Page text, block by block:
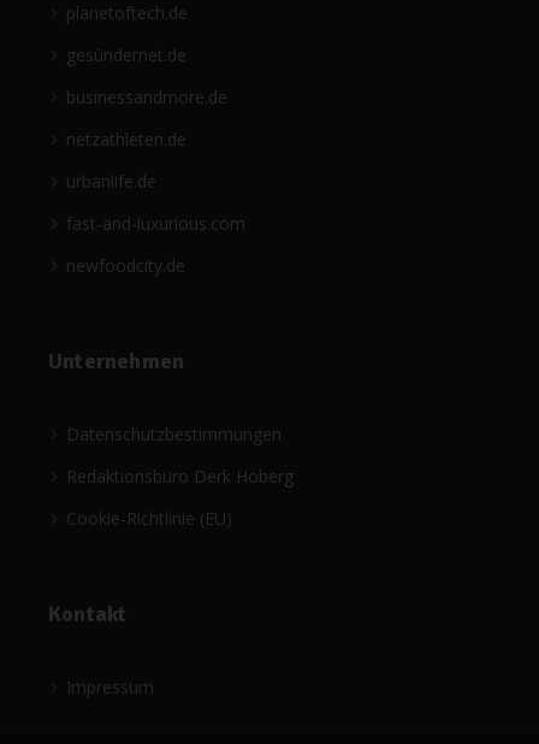
planetoftech.de
gesündernet.de
businessandmore.de
netzathleten.de
urbanlife.de
fast-and-luxurious.com
newfoodcity.de
Unternehmen
Datenschutzbestimmungen
Redaktionsbüro Derk Hoberg
Cookie-Richtlinie (EU)
Kontakt
Impressum